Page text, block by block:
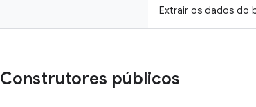
Extrair os dados do
Construtores públicos